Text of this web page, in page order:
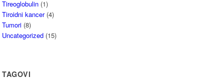
Tireoglobulin (1)
Tiroidni kancer(4)
Tumori (8)
Uncategorized (15)
TAGOVI